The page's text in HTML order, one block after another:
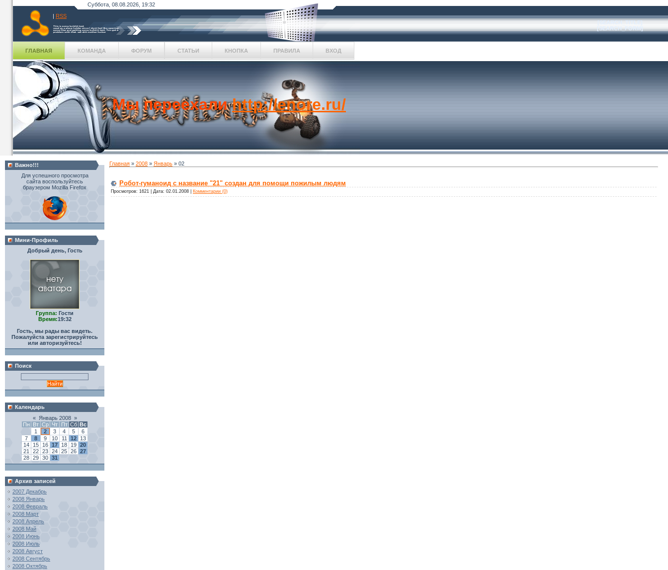
Суббота, 08.08.2026, 19:32
| RSS
[SEARCH_TITLE]
[SEARCH_FORM]
ГЛАВНАЯ КОМАНДА ФОРУМ СТАТЬИ КНОПКА ПРАВИЛА ВХОД
Мы переехалиhttp://enore.ru/
Важно!!!
Для успешного просмотра
сайта воспользуйтесь
браузером Mozilla Firefox
Мини-Профиль
Добрый день, Гость
Группа: Гости
Время:19:32
Гость, мы рады вас видеть.
Пожалуйста зарегистрируйтесь
или авторизуйтесь!
Поиск
Календарь
«
Январь 2008 »
Пн Вт Ср Чт Пт Сб Вс
1
2 3 4 5
6
7
8 9 10 11 12
13
14
15 16 17 18 19 20
21
22 23 24 25 26 27
28 29 30 31
Архив записей
2007 Декабрь
2008 Январь
2008 Февраль
2008 Март
2008 Апрель
2008 Май
2008 Июнь
2008 Июль
2008 Август
2008 Сентябрь
2008 Октябрь
Главная » 2008 » Январь » 02
Робот-гуманоид с название "21" создан для помощи пожилым людям
Просмотров: 1621 | Дата: 02.01.2008 Комментарии (0)